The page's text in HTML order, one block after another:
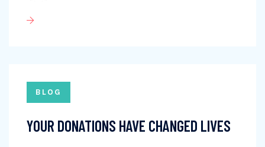
BLOG
YOUR DONATIONS HAVE CHANGED LIVES